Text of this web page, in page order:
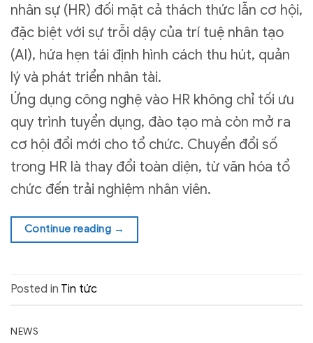
nhân sự (HR) đối mặt cả thách thức lẫn cơ hội,
đặc biệt với sự trỗi dậy của trí tuệ nhân tạo
(AI), hứa hẹn tái định hình cách thu hút, quản
lý và phát triển nhân tài.
Ứng dụng công nghệ vào HR không chỉ tối ưu
quy trình tuyển dụng, đào tạo mà còn mở ra
cơ hội đổi mới cho tổ chức. Chuyển đổi số
trong HR là thay đổi toàn diện, từ văn hóa tổ
chức đến trải nghiệm nhân viên.
Continue reading →
Posted in Tin tức
NEWS